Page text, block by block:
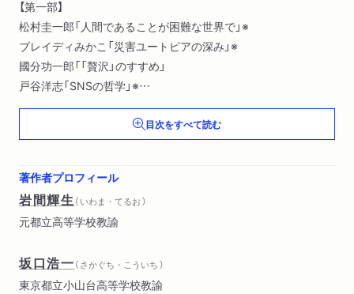
【第一部】
松村圭一郎「人間であることが困難な世界で」※
ブレイディみかこ「災害ユートピアの深み」※
國分功一郎「「贅沢」のすすめ」
戸谷洋志「SNSの哲学」※
吉見俊哉「ディズニーランド」
斎藤環「「キャラ」化する若者たち」
【第二部】
東浩紀「二一世紀の世界像――二層構造の時代」※
加藤典洋「敗者の想像力――千と千尋の神隠し」
島泰三「はだかの起原」※
石井美保「異世界と向きあう」※
【第三部】
目次をすべて読む
著作者プロフィール
岩間輝生（ いわま・てるお ）
元都立高等学校教諭
坂口浩一（ さかぐち・こういち ）
東京都立小山台高等学校教諭